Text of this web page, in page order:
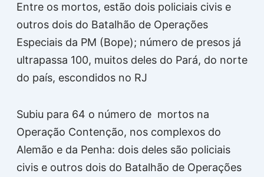
Entre os mortos, estão dois policiais civis e
outros dois do Batalhão de Operações
Especiais da PM (Bope); número de presos já
ultrapassa 100, muitos deles do Pará, do norte
do país, escondidos no RJ
Subiu para 64 o número de mortos na
Operação Contenção, nos complexos do
Alemão e da Penha: dois deles são policiais
civis e outros dois do Batalhão de Operações